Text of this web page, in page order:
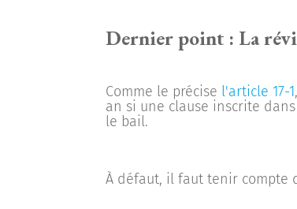
Dernier point : La
Comme le précise l'article 17-1
an si une clause inscrite
le bail.
À défaut, il faut tenir compte